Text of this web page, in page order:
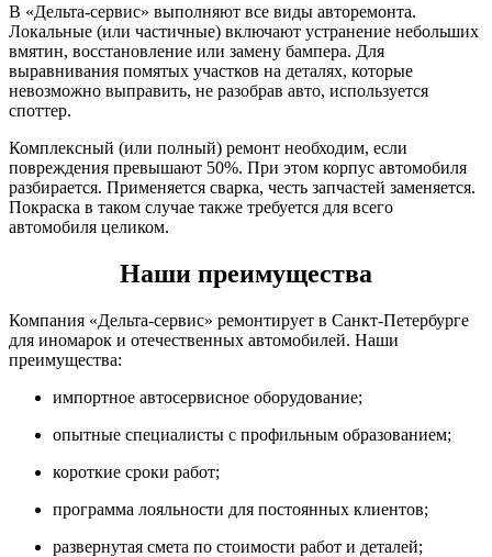
В «Дельта-сервис» выполняют все виды авторемонта.
Локальные (или частичные) включают устранение небольших
вмятин, восстановление или замену бампера. Для
выравнивания помятых участков на деталях, которые
невозможно выправить, не разобрав авто, используется
споттер.
Комплексный (или полный) ремонт необходим, если
повреждения превышают 50%. При этом корпус автомобиля
разбирается. Применяется сварка, честь запчастей заменяется.
Покраска в таком случае также требуется для всего
автомобиля целиком.
Наши преимущества
Компания «Дельта-сервис» ремонтирует в Санкт-Петербурге
для иномарок и отечественных автомобилей. Наши
преимущества:
импортное автосервисное оборудование;
опытные специалисты с профильным образованием;
короткие сроки работ;
программа лояльности для постоянных клиентов;
развернутая смета по стоимости работ и деталей;